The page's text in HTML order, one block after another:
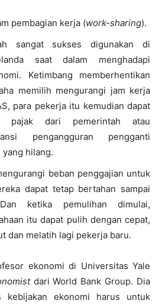
pembagian kerja (work-sharing).
sangat sukses digunakan di
saat dalam menghadapi
Ketimbang memberhentikan
memilih mengurangi jam kerja
para pekerja itu kemudian dapat
pajak dari pemerintah atau
pengangguran pengganti
yang hilang.
beban penggajian untuk
dapat tetap bertahan sampai
ketika pemulihan dimulai,
itu dapat pulih dengan cepat,
dan melatih lagi pekerja baru.
ekonomi di Universitas Yale
dari World Bank Group. Dia
kebijakan ekonomi harus untuk